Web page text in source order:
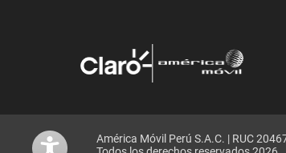
América Móvil Perú S.A.C. | RUC